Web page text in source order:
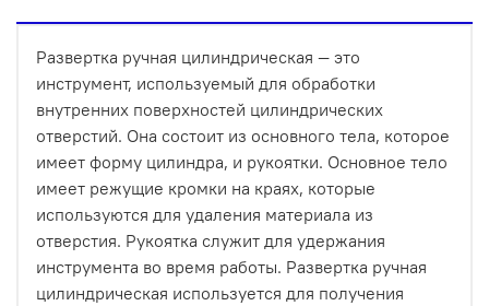
Развертка ручная цилиндрическая — это
инструмент, используемый для обработки
внутренних поверхностей цилиндрических
отверстий. Она состоит из основного тела, которое
имеет форму цилиндра, и рукоятки. Основное тело
имеет режущие кромки на краях, которые
используются для удаления материала из
отверстия. Рукоятка служит для удержания
инструмента во время работы. Развертка ручная
цилиндрическая используется для получения